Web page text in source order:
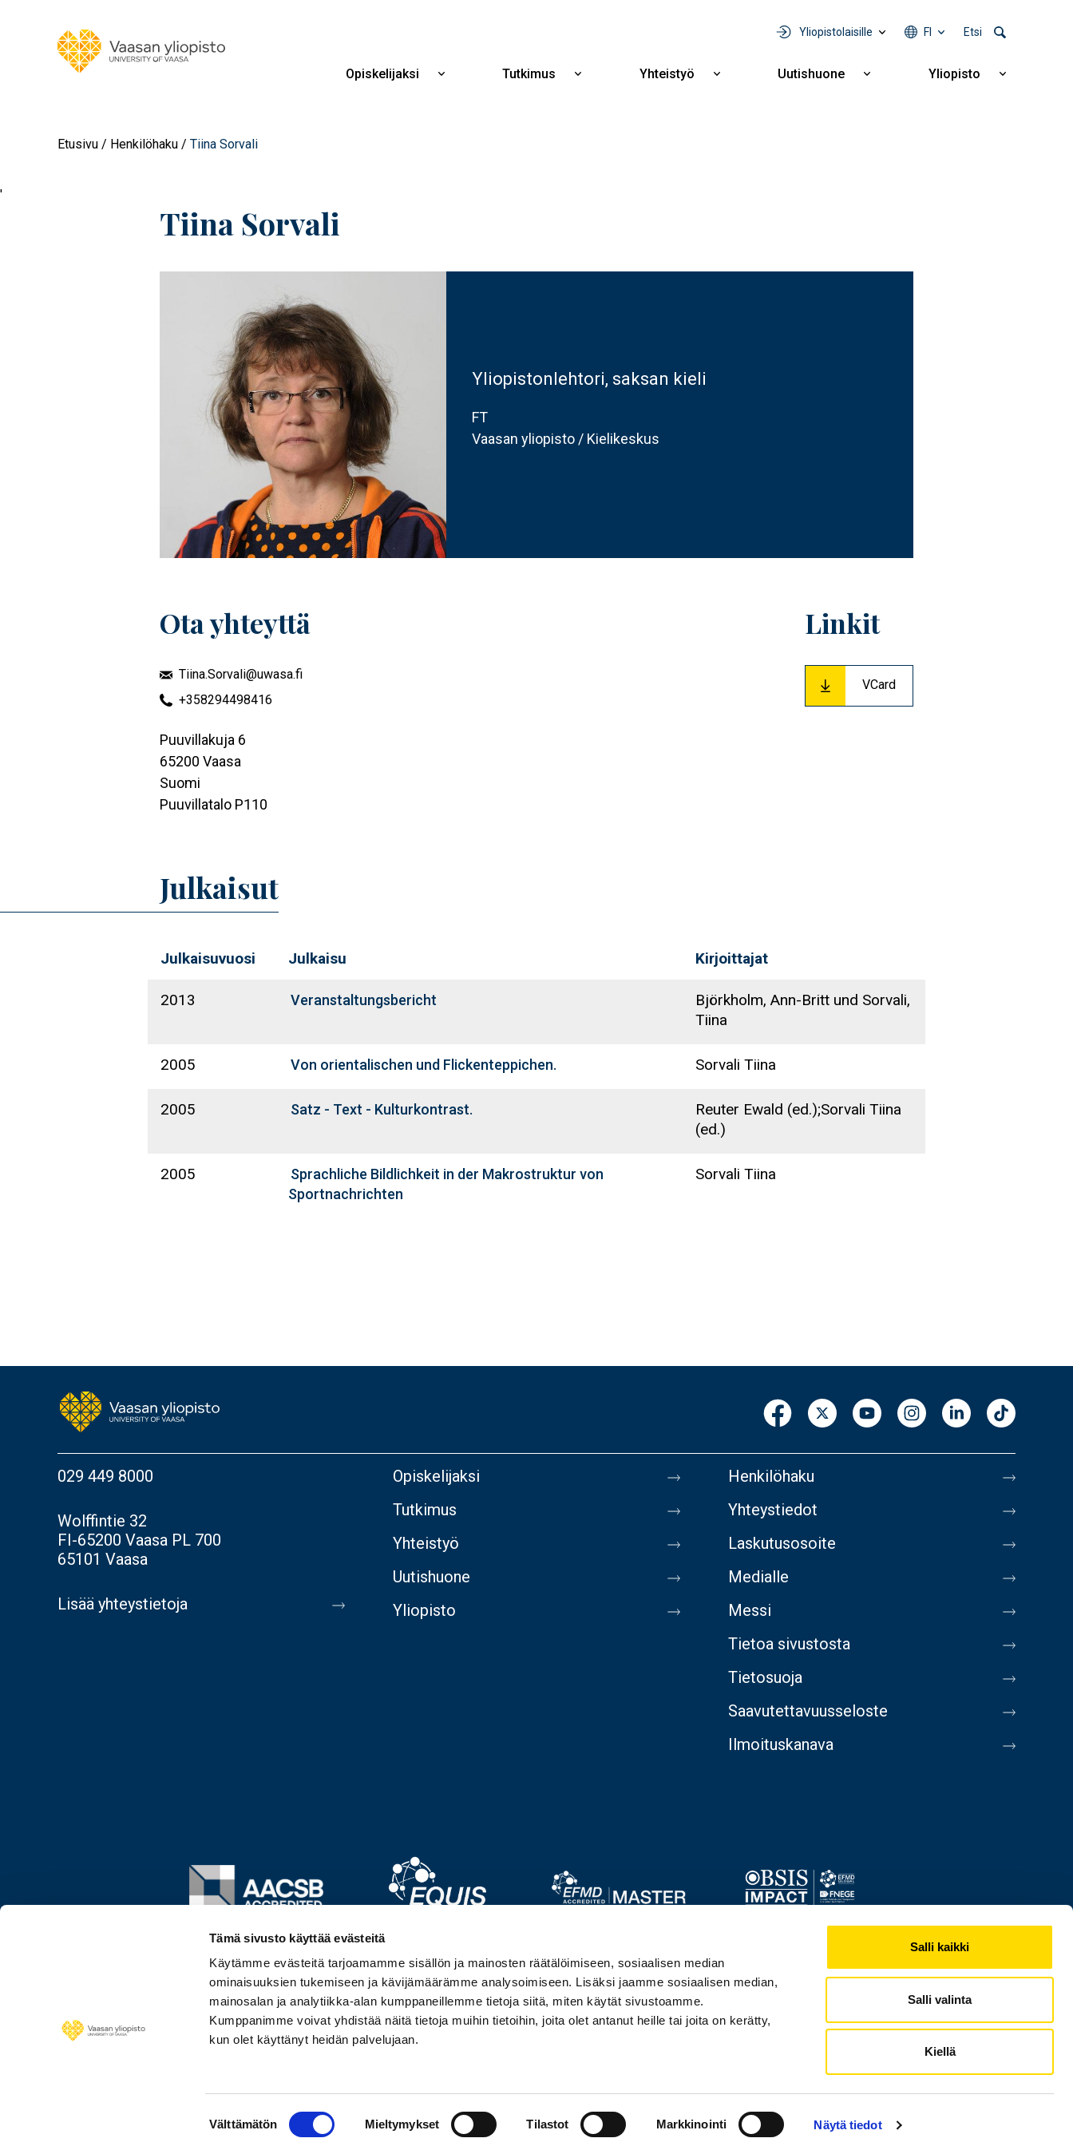
Tämä sivusto käyttää evästeitä
Käytämme evästeitä tarjoamamme sisällön ja mainosten räätälöimiseen, sosiaalisen median
ominaisuuksien tukemiseen ja kävijämäärämme analysoimiseen. Lisäksi jaamme sosiaalisen median,
mainosalan ja analytiikka-alan kumppaneillemme tietoja siitä, miten käytät sivustoamme.
Kumppanimme voivat yhdistää näitä tietoja muihin tietoihin, joita olet antanut heille tai joita on kerätty,
kun olet käyttänyt heidän palvelujaan.
Välttämätön Mieltymykset Tilastot Markkinointi Näytä tiedot
Salli kaikki
Salli valinta
Kiellä
Yliopistolaisille FI Etsi
Opiskelijaksi
Näytä
Tutkimus
Näytä
Yhteistyö
Näytä
Uutishuone
Näytä
Yliopisto
Näytä
Etusivu Henkilöhaku Tiina Sorvali
'
Tiina Sorvali
Yliopistonlehtori, saksan kieli
FT
Vaasan yliopisto / Kielikeskus
Ota yhteyttä
Tiina.Sorvali@uwasa.fi
+358294498416
Puuvillakuja 6
65200 Vaasa
Suomi
Puuvillatalo P110
Linkit
VCard
Julkaisut
Julkaisuvuosi Julkaisu Kirjoittajat
2013 Veranstaltungsbericht
Björkholm, Ann-Britt und Sorvali,
Tiina
2005 Von orientalischen und Flickenteppichen. Sorvali Tiina
2005 Satz - Text - Kulturkontrast.
Reuter Ewald (ed.);Sorvali Tiina
(ed.)
2005
Sprachliche Bildlichkeit in der Makrostruktur von
Sportnachrichten
Sorvali Tiina
029 449 8000
Wolffintie 32
FI-65200 Vaasa PL 700
65101 Vaasa
Lisää yhteystietoja
Opiskelijaksi
Tutkimus
Yhteistyö
Uutishuone
Yliopisto
Henkilöhaku
Yhteystiedot
Laskutusosoite
Medialle
Messi
Tietoa sivustosta
Tietosuoja
Saavutettavuusseloste
Ilmoituskanava
Image Image
Image
Image
Image
Image